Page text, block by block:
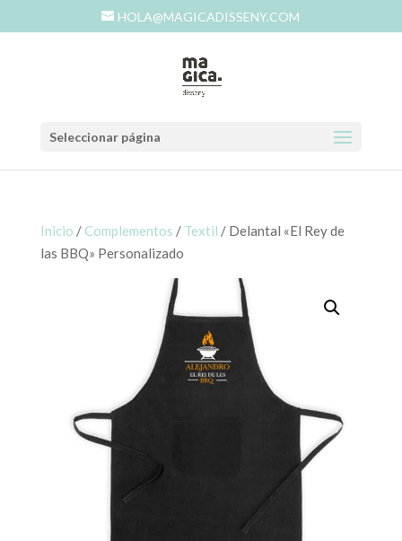
HOLA@MAGICADISSENY.COM
Seleccionar página
Inicio / Complementos / Textil / Delantal «El Rey de
las BBQ» Personalizado